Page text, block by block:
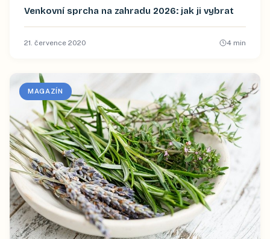
Venkovní sprcha na zahradu 2026: jak ji vybrat
21. července 2020 4 min
MAGAZÍN